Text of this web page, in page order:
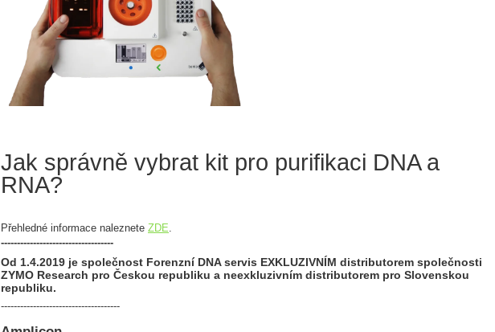
Jak správně vybrat kit pro purifikaci DNA a
RNA?
Přehledné informace naleznete ZDE.
-----------------------------------
Od 1.4.2019 je společnost Forenzní DNA servis EXKLUZIVNÍM distributorem společnosti
ZYMO Research pro Českou republiku a neexkluzivním distributorem pro Slovenskou
republiku.
-------------------------------------